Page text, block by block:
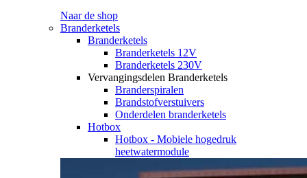
Naar de shop
Branderketels
Branderketels
Branderketels 12V
Branderketels 230V
Vervangingsdelen Branderketels
Branderspiralen
Brandstofverstuivers
Onderdelen branderketels
Hotbox
Hotbox - Mobiele hogedruk
heetwatermodule